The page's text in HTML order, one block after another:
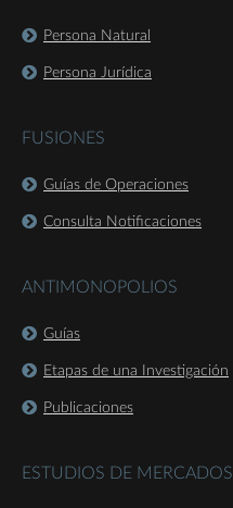
Persona Natural
Persona Jurídica
FUSIONES
Guías de Operaciones
Consulta Notificaciones
ANTIMONOPOLIOS
Guías
Etapas de una Investigación
Publicaciones
ESTUDIOS DE MERCADOS